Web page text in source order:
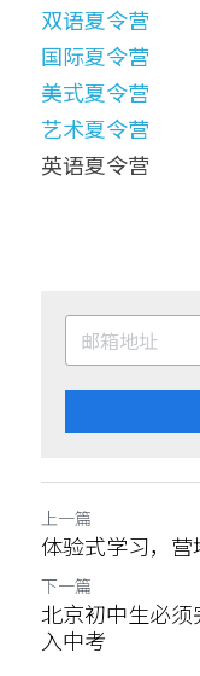
双语夏令营
国际夏令营
美式夏令营
艺术夏令营
英语夏令营
上一篇
体验式学习，
下一篇
北京初中生必
入中考